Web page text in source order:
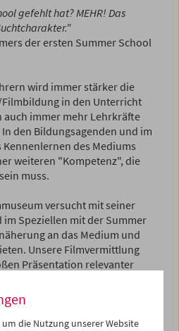
gefehlt hat? MEHR! Das
der ersten Summer School
wird immer stärker die
in den Unterricht
auch immer mehr Lehrkräfte
den Bildungsagenden und im
des Mediums
weiteren "Kompetenz", die
muss.
versucht mit seiner
Speziellen mit der Summer
an das Medium und
Unsere Filmvermittlung
Präsentation relevanter
der richtigen Anwendung
geht es darum, in der
mit dem einzelnen Werk,
die Nutzung unserer Website